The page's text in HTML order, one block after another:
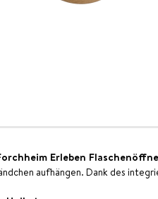
Erleben
aufhängen. Dank des